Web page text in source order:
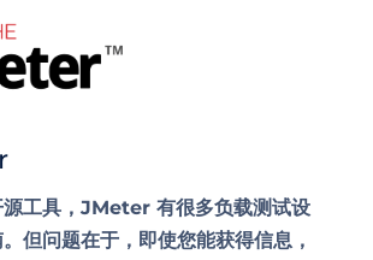
源工具，JMeter 有很多负载测试设
但问题在于，即使您能获得信息，